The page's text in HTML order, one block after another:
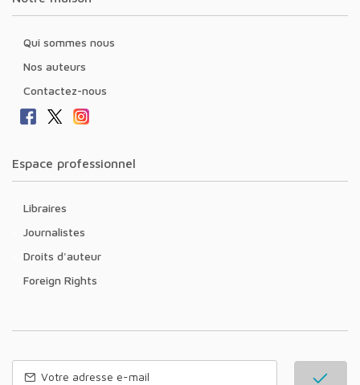
Qui sommes nous
Nos auteurs
Contactez-nous
Espace professionnel
Libraires
Journalistes
Droits d'auteur
Foreign Rights